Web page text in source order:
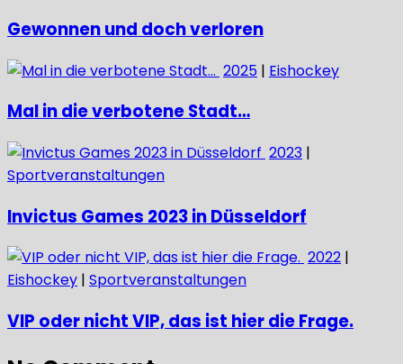
Gewonnen und doch verloren
2025 | Eishockey
Mal in die verbotene Stadt…
2023 |
Sportveranstaltungen
Invictus Games 2023 in Düsseldorf
2022 |
Eishockey | Sportveranstaltungen
VIP oder nicht VIP, das ist hier die Frage.